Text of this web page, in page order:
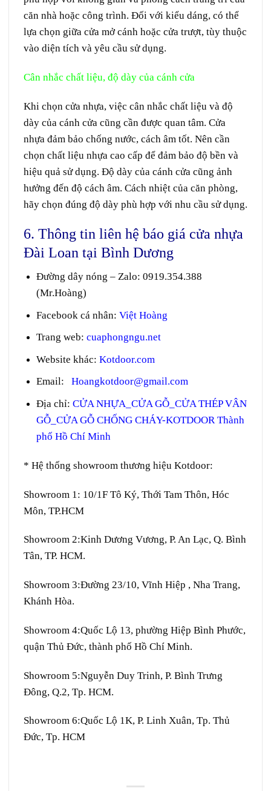
căn nhà hoặc công trình. Đối với kiểu dáng, có thể
lựa chọn giữa cửa mở cánh hoặc cửa trượt, tùy thuộc
vào diện tích và yêu cầu sử dụng.
Cân nhắc chất liệu, độ dày của cánh cửa
Khi chọn cửa nhựa, việc cân nhắc chất liệu và độ
dày của cánh cửa cũng cần được quan tâm. Cửa
nhựa đảm bảo chống nước, cách âm tốt. Nên cần
chọn chất liệu nhựa cao cấp để đảm bảo độ bền và
hiệu quả sử dụng. Độ dày của cánh cửa cũng ảnh
hưởng đến độ cách âm. Cách nhiệt của căn phòng,
hãy chọn đúng độ dày phù hợp với nhu cầu sử dụng.
6. Thông tin liên hệ báo giá cửa nhựa
Đài Loan tại Bình Dương
Đường dây nóng – Zalo: 0919.354.388
(Mr.Hoàng)
Facebook cá nhân: Việt Hoàng
Trang web: cuaphongngu.net
Website khác: Kotdoor.com
Email: Hoangkotdoor@gmail.com
Địa chỉ: CỬA NHỰA_CỬA GỖ_CỬA THÉP VÂN
GỖ_CỬA GỖ CHỐNG CHÁY-KOTDOOR Thành
phố Hồ Chí Minh
* Hệ thống showroom thương hiệu Kotdoor:
Showroom 1: 10/1F Tô Ký, Thới Tam Thôn, Hóc
Môn, TP.HCM
Showroom 2:Kinh Dương Vương, P. An Lạc, Q. Bình
Tân, TP. HCM.
Showroom 3:Đường 23/10, Vĩnh Hiệp , Nha Trang,
Khánh Hòa.
Showroom 4:Quốc Lộ 13, phường Hiệp Bình Phước,
quận Thủ Đức, thành phố Hồ Chí Minh.
Showroom 5:Nguyễn Duy Trinh, P. Bình Trưng
Đông, Q.2, Tp. HCM.
Showroom 6:Quốc Lộ 1K, P. Linh Xuân, Tp. Thủ
Đức, Tp. HCM